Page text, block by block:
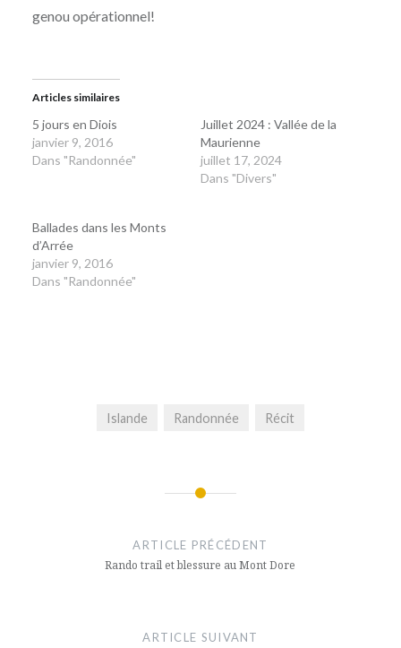
genou opérationnel!
Articles similaires
5 jours en Diois
janvier 9, 2016
Dans "Randonnée"
Juillet 2024 : Vallée de la
Maurienne
juillet 17, 2024
Dans "Divers"
Ballades dans les Monts
d’Arrée
janvier 9, 2016
Dans "Randonnée"
Islande Randonnée Récit
ARTICLE PRÉCÉDENT
Rando trail et blessure au Mont Dore
ARTICLE SUIVANT